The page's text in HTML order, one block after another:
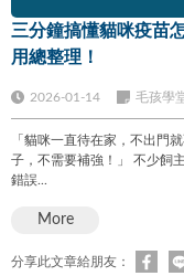
三分鐘搞懂貓咪疫苗
用總整理！
2026-01-14 毛孩學
「貓咪一直待在家，不出門就不用打貓疫苗！」
子，不需要補強！」 不少飼主對於貓咪疫苗其實都是一知半解，甚至存在著許多
錯誤...
More
分享此文章給朋友：